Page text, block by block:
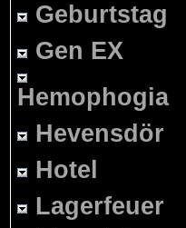
Geburtstag
Gen EX
Hemophogia
Hevensdör
Hotel
Lagerfeuer